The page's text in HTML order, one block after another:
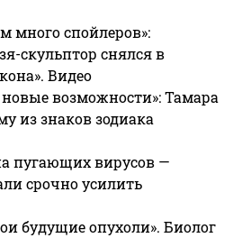
много спойлеров»:
скульптор снялся в
Видео
новые возможности»: Тамара
из знаков зодиака
пугающих вирусов —
срочно усилить
будущие опухоли». Биолог